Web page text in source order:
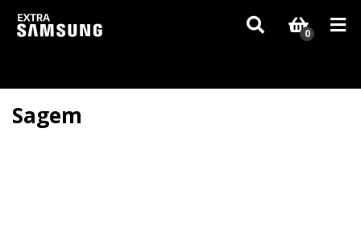
Vzhledem k aktuální situaci se může dodání dílů, které nejsou skladem,
zpozdit. Děkujeme za pochopení.
0
Sagem